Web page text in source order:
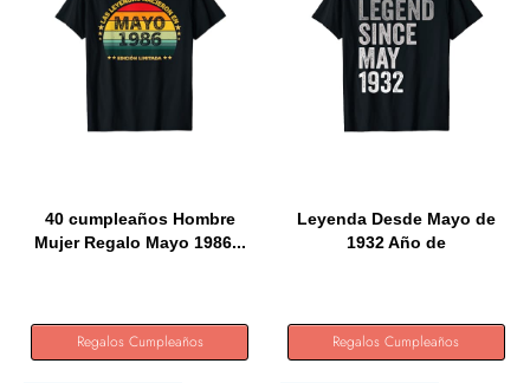
40 cumpleaños Hombre
Mujer Regalo Mayo 1986...
Regalos Cumpleaños
Leyenda Desde Mayo de
1932 Año de
Regalos Cumpleaños